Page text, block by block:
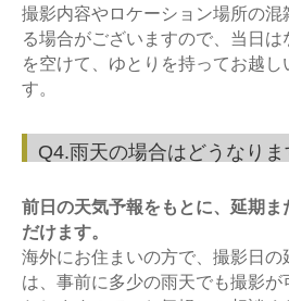
撮影内容やロケーション場所の混
る場合がございますので、当日
を空けて、ゆとりを持ってお越
す。
Q4.雨天の場合はどうなりま
前日の天気予報をもとに、延期ま
だけます。
海外にお住まいの方で、撮影日の
は、事前に多少の雨天でも撮影